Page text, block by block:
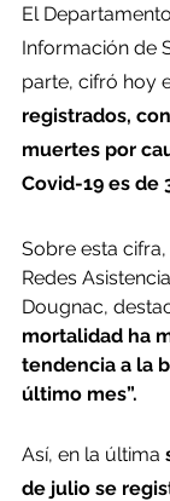
El
Información de
parte, cifró hoy
registrados,
muertes por
Covid-19 es de
Sobre esta
Redes
Dougnac,
mortalidad ha
tendencia a la
último mes”.
Así, en la última
de julio se